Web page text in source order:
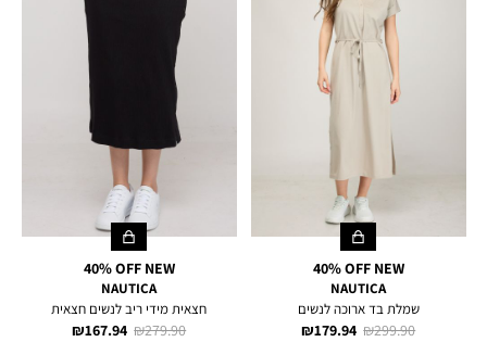
40% OFF NEW
NAUTICA
שמלת בד ארוכה לנשים
מחיר
179.94 ₪
מחיר
299.90 ₪
40% OFF NEW
NAUTICA
חצאית מידי ריב לנשים חצאית
מחיר
167.94 ₪
מחיר
279.90 ₪